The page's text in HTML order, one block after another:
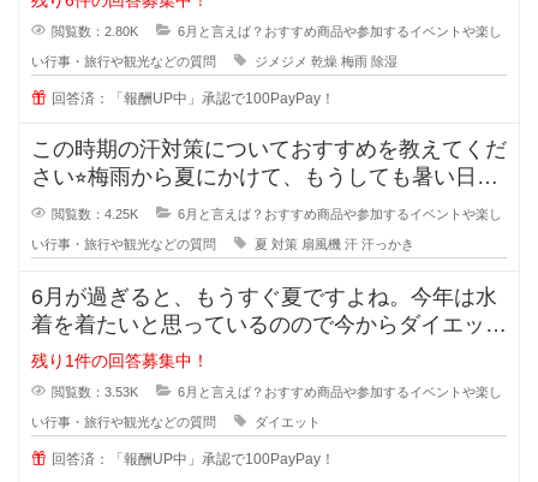
閲覧数：2.80K 6月と言えば？おすすめ商品や参加するイベントや楽し
い行事・旅行や観光などの質問 ジメジメ 乾燥 梅雨 除湿
回答済：「報酬UP中」承認で100PayPay！
この時期の汗対策についておすすめを教えてくだ
さい⭐︎梅雨から夏にかけて、もうしても暑い日が
続き、外を歩いて
閲覧数：4.25K 6月と言えば？おすすめ商品や参加するイベントや楽し
い行事・旅行や観光などの質問 夏 対策 扇風機 汗 汗っかき
6月が過ぎると、もうすぐ夏ですよね。今年は水
着を着たいと思っているのので今からダイエット
を頑張ろうと思っています。
残り1件の回答募集中！
閲覧数：3.53K 6月と言えば？おすすめ商品や参加するイベントや楽し
い行事・旅行や観光などの質問 ダイエット
回答済：「報酬UP中」承認で100PayPay！